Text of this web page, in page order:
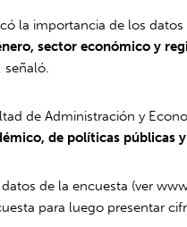
la importancia de los datos
sector económico y
señaló.
de Administración y
de políticas públicas
de la encuesta (ver
para luego presentar